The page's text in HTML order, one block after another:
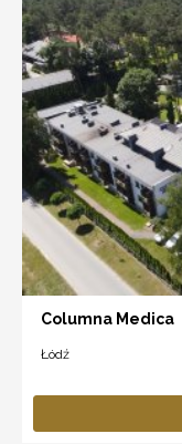
Columna Medica
Łódź